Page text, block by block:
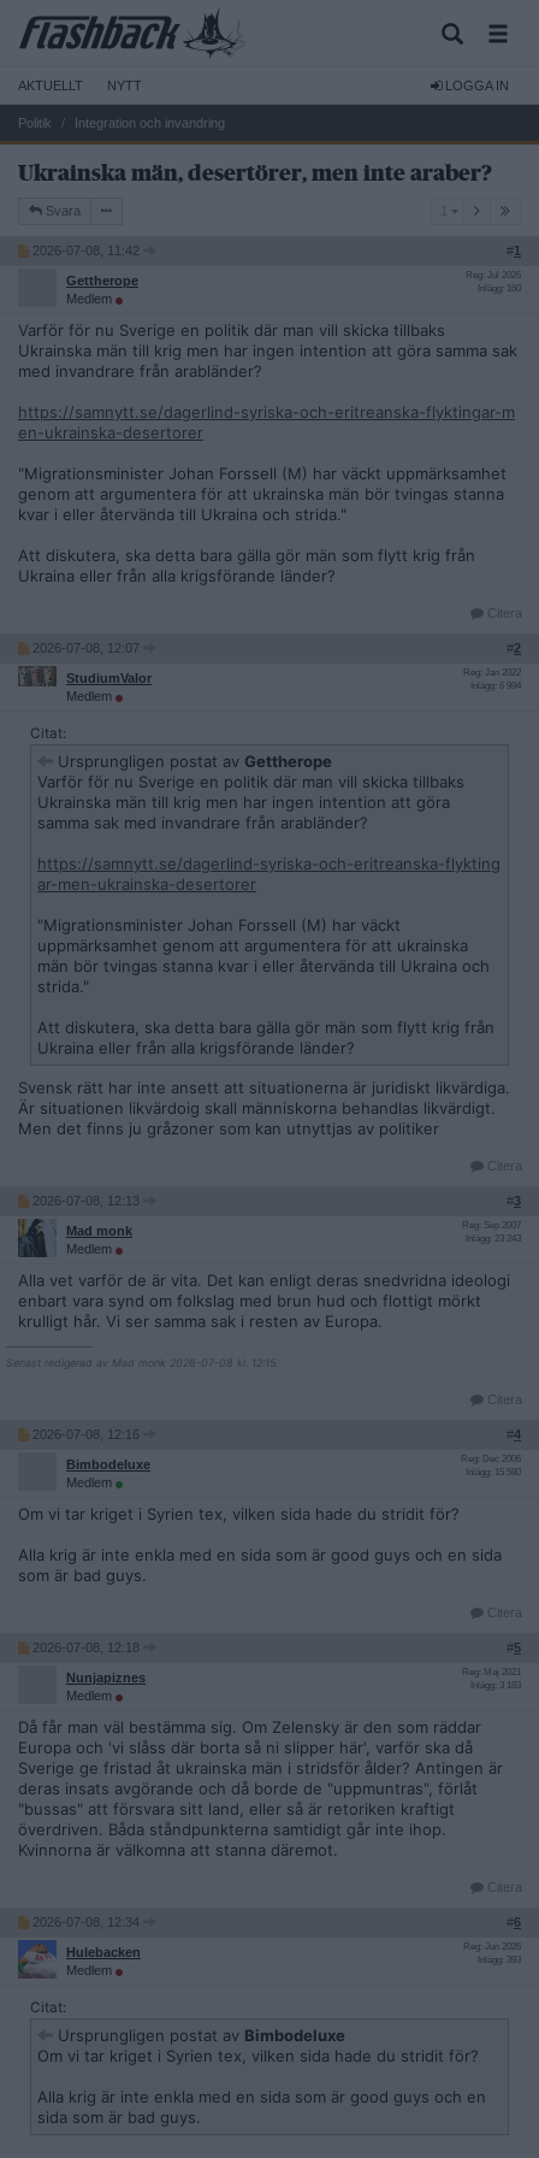
AKTUELLT NYTT LOGGA IN
Politik Integration och invandring
Ukrainska män, desertörer, men inte araber?
Svara
2026-07-08, 11:42 #1
Gettherope
Medlem
Reg: Jul 2026
Inlägg: 160
Varför för nu Sverige en politik där man vill skicka tillbaks
Ukrainska män till krig men har ingen intention att göra samma sak
med invandrare från arabländer?
https://samnytt.se/dagerlind-syriska-och-eritreanska-flyktingar-m
en-ukrainska-desertorer
"Migrationsminister Johan Forssell (M) har väckt uppmärksamhet
genom att argumentera för att ukrainska män bör tvingas stanna
kvar i eller återvända till Ukraina och strida."
Att diskutera, ska detta bara gälla gör män som flytt krig från
Ukraina eller från alla krigsförande länder?
Citera
2026-07-08, 12:07 #2
StudiumValor
Medlem
Reg: Jan 2022
Inlägg: 6 994
Citat:
Ursprungligen postat av Gettherope
Varför för nu Sverige en politik där man vill skicka tillbaks
Ukrainska män till krig men har ingen intention att göra
samma sak med invandrare från arabländer?
https://samnytt.se/dagerlind-syriska-och-eritreanska-flykting
ar-men-ukrainska-desertorer
"Migrationsminister Johan Forssell (M) har väckt
uppmärksamhet genom att argumentera för att ukrainska
män bör tvingas stanna kvar i eller återvända till Ukraina och
strida."
Att diskutera, ska detta bara gälla gör män som flytt krig från
Ukraina eller från alla krigsförande länder?
Svensk rätt har inte ansett att situationerna är juridiskt likvärdiga.
Är situationen likvärdoig skall människorna behandlas likvärdigt.
Men det finns ju gråzoner som kan utnyttjas av politiker
Citera
2026-07-08, 12:13 #3
Mad monk
Medlem
Reg: Sep 2007
Inlägg: 23 243
Alla vet varför de är vita. Det kan enligt deras snedvridna ideologi
enbart vara synd om folkslag med brun hud och flottigt mörkt
krulligt hår. Vi ser samma sak i resten av Europa.
Senast redigerad av Mad monk 2026-07-08 kl. 12:15.
Citera
2026-07-08, 12:16 #4
Bimbodeluxe
Medlem
Reg: Dec 2006
Inlägg: 15 580
Om vi tar kriget i Syrien tex, vilken sida hade du stridit för?
Alla krig är inte enkla med en sida som är good guys och en sida
som är bad guys.
Citera
2026-07-08, 12:18 #5
Nunjapiznes
Medlem
Reg: Maj 2021
Inlägg: 3 183
Då får man väl bestämma sig. Om Zelensky är den som räddar
Europa och 'vi slåss där borta så ni slipper här', varför ska då
Sverige ge fristad åt ukrainska män i stridsför ålder? Antingen är
deras insats avgörande och då borde de "uppmuntras", förlåt
"bussas" att försvara sitt land, eller så är retoriken kraftigt
överdriven. Båda ståndpunkterna samtidigt går inte ihop.
Kvinnorna är välkomna att stanna däremot.
Citera
2026-07-08, 12:34 #6
Hulebacken
Medlem
Reg: Jun 2026
Inlägg: 393
Citat:
Ursprungligen postat av Bimbodeluxe
Om vi tar kriget i Syrien tex, vilken sida hade du stridit för?
Alla krig är inte enkla med en sida som är good guys och en
sida som är bad guys.